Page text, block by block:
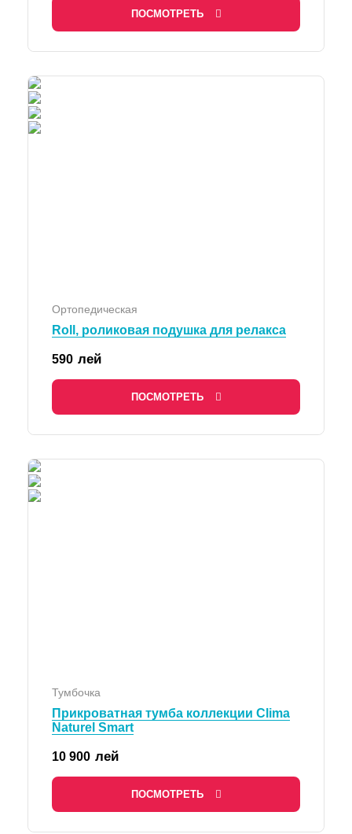
ПОСМОТРЕТЬ
Ортопедическая
Roll, роликовая подушка для релакса
590 лей
ПОСМОТРЕТЬ
Тумбочка
Прикроватная тумба коллекции Clima
Naturel Smart
10 900 лей
ПОСМОТРЕТЬ